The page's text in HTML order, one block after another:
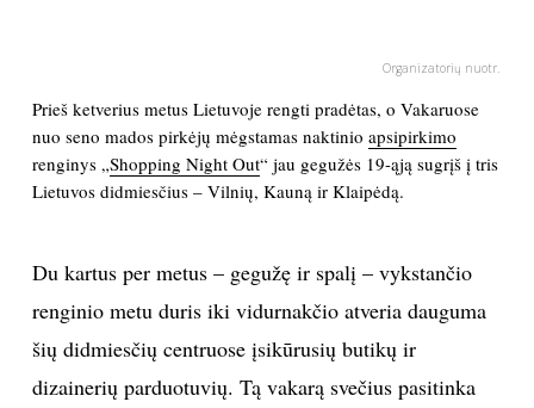
LAISVALAIKIS
KINAS
MUZIKA
TEATRAS
Organizatorių nuotr.
Prieš ketverius metus Lietuvoje rengti pradėtas, o Vakaruose
nuo seno mados pirkėjų mėgstamas naktinio apsipirkimo
renginys „Shopping Night Out“ jau gegužės 19-ąją sugrįš į tris
Lietuvos didmiesčius – Vilnių, Kauną ir Klaipėdą.
Du kartus per metus – gegužę ir spalį – vykstančio
renginio metu duris iki vidurnakčio atveria dauguma
šių didmiesčių centruose įsikūrusių butikų ir
dizainerių parduotuvių. Tą vakarą svečius pasitinka